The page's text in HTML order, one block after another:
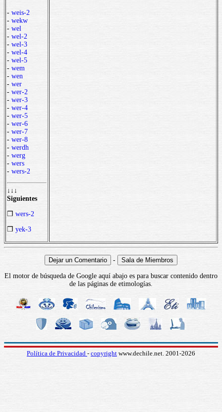
- weis-2
- wekw
- wel
- wel-2
- wel-3
- wel-4
- wel-5
- wem
- wen
- wer
- wer-2
- wer-3
- wer-4
- wer-5
- wer-6
- wer-7
- wer-8
- werdh
- werg
- wers
- wers-2
↓↓↓
Siguientes
❒ wers-2
❒ yek-3
-
El motor de búsqueda de Google aquí abajo es para buscar contenido dentro
de las páginas de etimologías.
Política de Privacidad - copyright www.dechile.net. 2001-2026